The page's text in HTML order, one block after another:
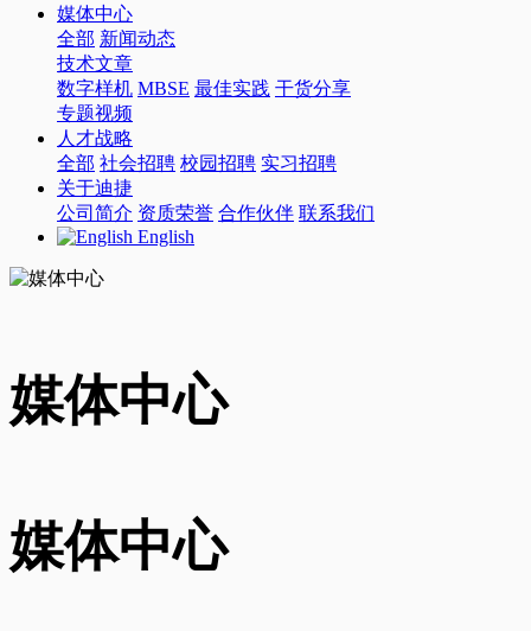
媒体中心
全部 新闻动态
技术文章
数字样机 MBSE 最佳实践 干货分享
专题视频
人才战略
全部 社会招聘 校园招聘 实习招聘
关于迪捷
公司简介 资质荣誉 合作伙伴 联系我们
English
媒体中心
媒体中心